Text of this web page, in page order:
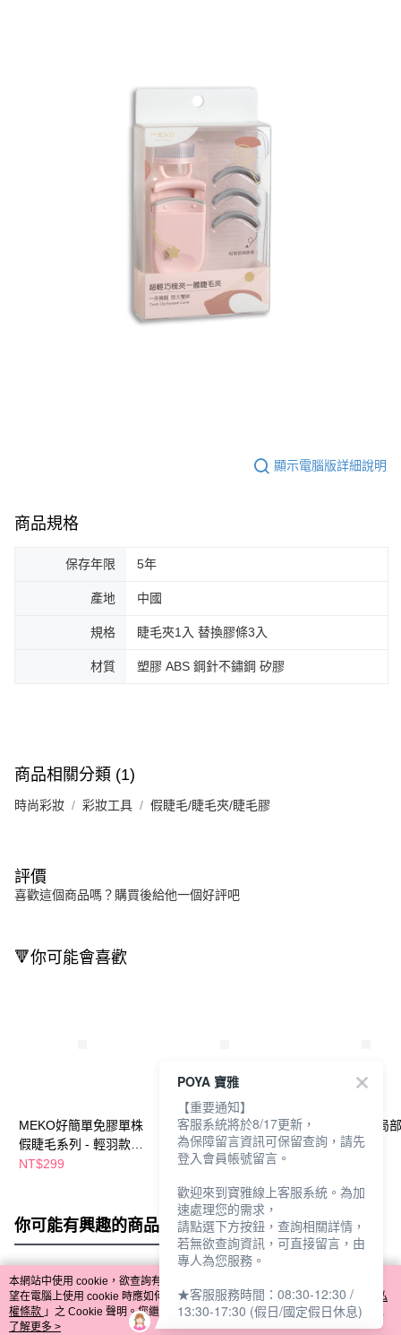
顯示電腦版詳細說明
商品規格
保存年限 5年
產地 中國
規格 睫毛夾1入 替換膠條3入
材質 塑膠 ABS 鋼針不鏽鋼 矽膠
商品相關分類 (1)
時尚彩妝 彩妝工具 假睫毛/睫毛夾/睫毛膠
評價
喜歡這個商品嗎？購買後給他一個好評吧
🔻你可能會喜歡
MEKO好簡單免膠單株
假睫毛系列 - 輕羽款(
I-036)
NT$299
R.R簡約風睫毛夾(附膠
條)1p
NT$99
MEKO好精準局
夾1入
你可能有興趣的商品 全站排行
熱門標籤
本網站中使用 cookie，欲查詢有關本網站使用 cookie 方式之詳情，及若您不希
望在電腦上使用 cookie 時應如何變更電腦的 cookie 設定，請參閱本網站「
隱私
權條款 」之 Cookie 聲明。您繼續使用本網站即表示您同意本公司得按本網站使
用條款之 Cookie 聲明使用 cookie。
了解更多 >
POYA 寶雅
【重要通知】
客服系統將於8/17更新，
為保障留言資訊可保留查詢，請先
登入會員帳號留言。
歡迎來到寶雅線上客服系統。為加
速處理您的需求，
請點選下方按鈕，查詢相關詳情，
若無欲查詢資訊，可直接留言，由
專人為您服務。
★客服服務時間：08:30-12:30 /
13:30-17:30 (假日/國定假日休息)